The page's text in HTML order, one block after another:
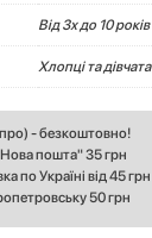
Вiд 3х до 10 років
Хлопці та дівчата
- безкоштовно!
пошта" 35 грн
по Україні від 45 грн
50 грн